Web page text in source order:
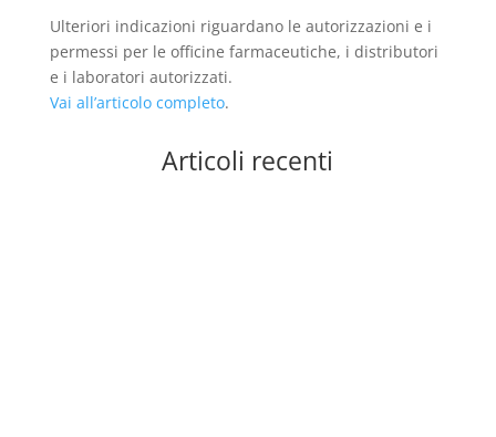
Ulteriori indicazioni riguardano le autorizzazioni e i
permessi per le officine farmaceutiche, i distributori
e i laboratori autorizzati.
Vai all’articolo completo.
Articoli recenti